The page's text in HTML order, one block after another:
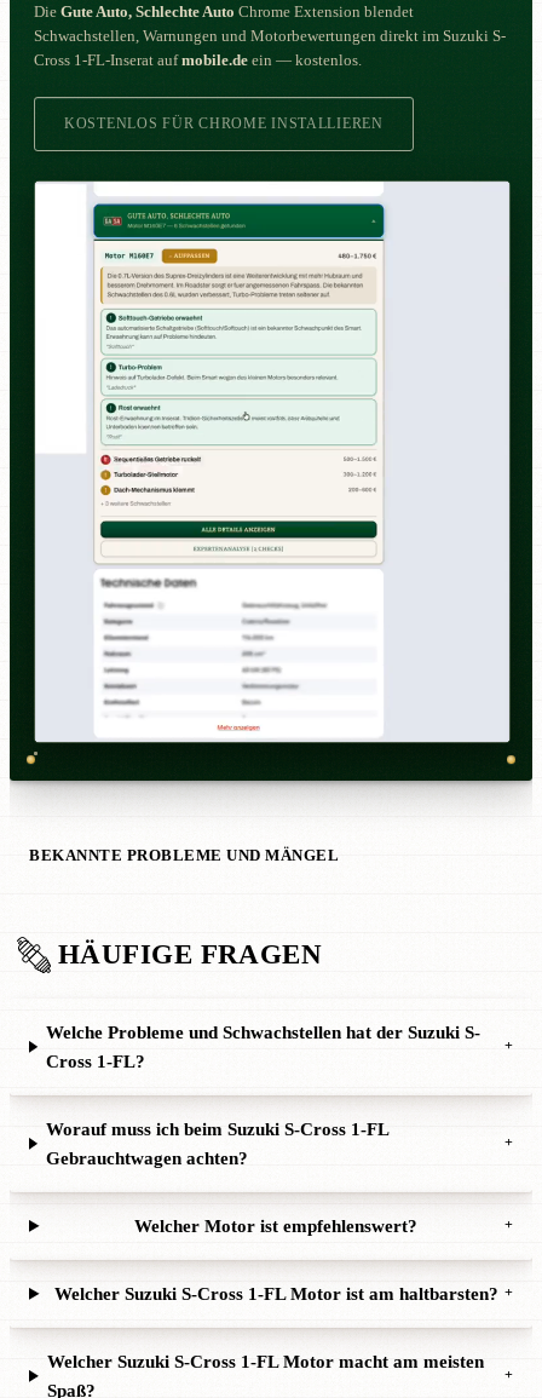
Die Gute Auto, Schlechte Auto Chrome Extension blendet
Schwachstellen, Warnungen und Motorbewertungen direkt im Suzuki S-
Cross 1-FL-Inserat aufmobile.de ein — kostenlos.
KOSTENLOS FÜR CHROME INSTALLIEREN
BEKANNTE PROBLEME UND MÄNGEL
HÄUFIGE FRAGEN
Welche Probleme und Schwachstellen hat der Suzuki S-
Cross 1-FL?
+
Worauf muss ich beim Suzuki S-Cross 1-FL
Gebrauchtwagen achten?
+
Welcher Motor ist empfehlenswert? +
Welcher Suzuki S-Cross 1-FL Motor ist am haltbarsten? +
Welcher Suzuki S-Cross 1-FL Motor macht am meisten
Spaß?
+